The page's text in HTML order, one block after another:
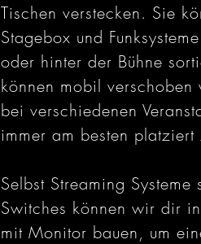
Tischen verstecken. Sie
Stagebox und
oder hinter der Bühne
können mobil verschoben
bei verschiedenen
immer am besten platziert
Selbst Streaming Systeme
Switches können wir dir
mit Monitor bauen, um